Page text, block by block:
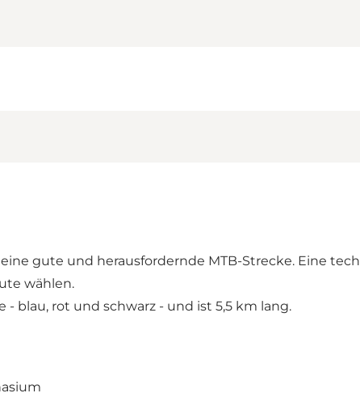
gute und herausfordernde MTB-Strecke. Eine
wählen.
blau, rot und schwarz - und ist 5,5 km lang.